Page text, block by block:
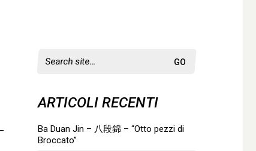
for:
ARTICOLI RECENTI
Ba Duan Jin – 八段錦 – “Otto pezzi di
Broccato”